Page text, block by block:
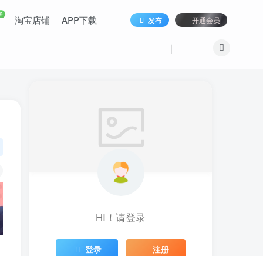
淘宝店铺 APP下载 发布 开通会员
HI！请登录
登录 注册